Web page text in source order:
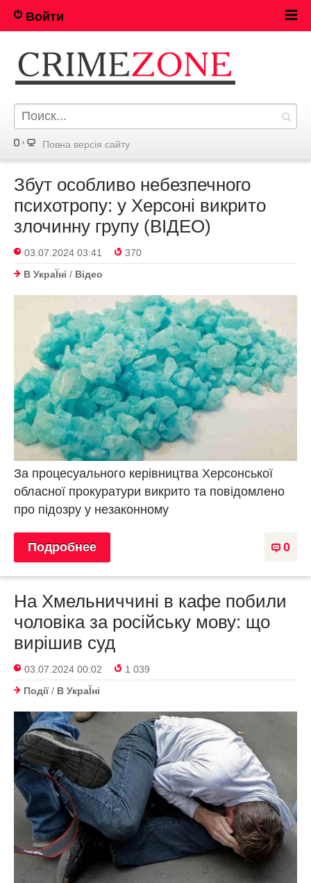
Войти
Повна версія сайту
Збут особливо небезпечного
психотропу: у Херсоні викрито
злочинну групу (ВІДЕО)
03.07.2024 03:41
370
В УкраЇнi / Відео
За процесуального керівництва Херсонської
обласної прокуратури викрито та повідомлено
про підозру у незаконному
0
Подробнее
На Хмельниччині в кафе побили
чоловіка за російську мову: що
вирішив суд
03.07.2024 00:02
1 039
Події/ В УкраЇнi